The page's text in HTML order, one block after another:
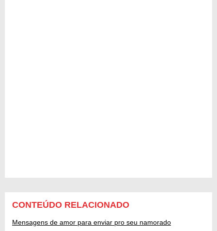
CONTEÚDO RELACIONADO
Mensagens de amor para enviar pro seu namorado